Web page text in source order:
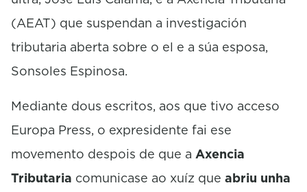
(AEAT) que suspendan a investigación
tributaria aberta sobre o el e a súa esposa,
Sonsoles Espinosa.
Mediante dous escritos, aos que tivo acceso
Europa Press, o expresidente fai ese
movemento despois de que a Axencia
Tributaria comunicase ao xuíz que abriu unha